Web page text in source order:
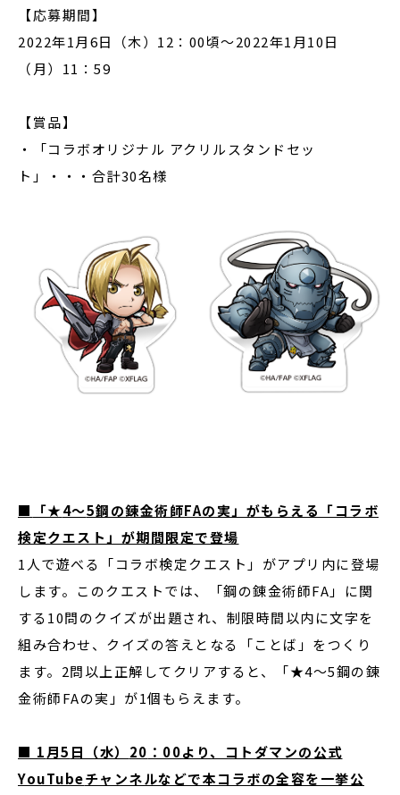
【応募期間】
2022年1月6日（木）12：00頃～2022年1月10日
（月）11：59
【賞品】
・「コラボオリジナル アクリルスタンドセッ
ト」・・・合計30名様
■ 「★4〜5鋼の錬金術師FAの実」がもらえる「コラボ
検定クエスト」が期間限定で登場
1人で遊べる「コラボ検定クエスト」がアプリ内に登場
します。このクエストでは、「鋼の錬金術師FA」に関
する10問のクイズが出題され、制限時間以内に文字を
組み合わせ、クイズの答えとなる「ことば」をつくり
ます。2問以上正解してクリアすると、「★4〜5鋼の錬
金術師FAの実」が1個もらえます。
■ 1月5 日（水） 20 ： 00より、コトダマンの公式
YouTubeチャンネルなどで本コラボの全容を一挙公